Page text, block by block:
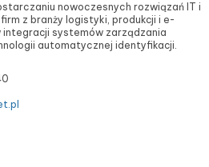
nowoczesnych rozwiązań IT i
z branży logistyki, produkcji i e-
integracji systemów zarządzania
automatycznej identyfikacji.